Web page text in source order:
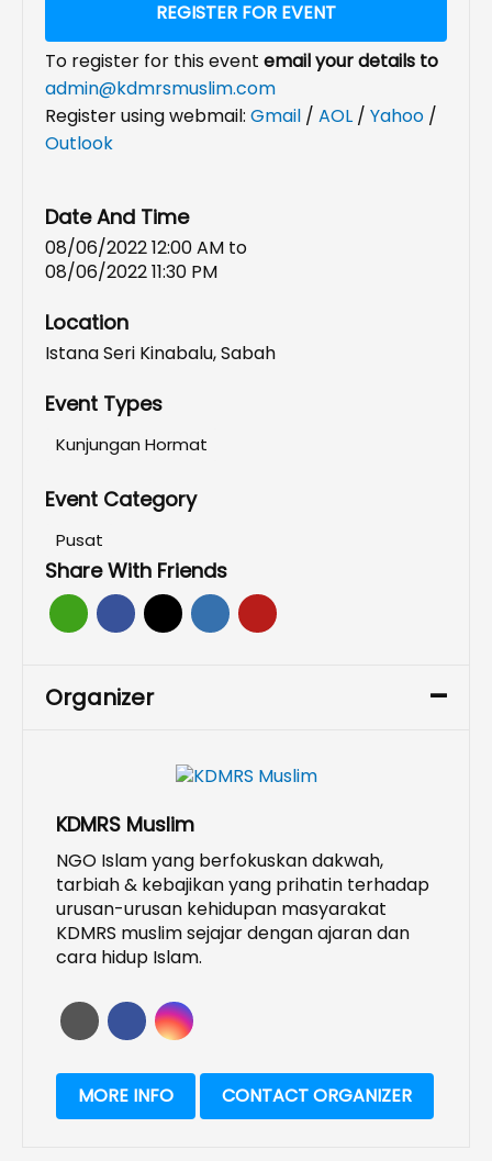
REGISTER FOR EVENT
To register for this event email your details to
admin@kdmrsmuslim.com
Register using webmail: Gmail / AOL / Yahoo /
Outlook
Date And Time
08/06/2022 12:00 AM to
08/06/2022 11:30 PM
Location
Istana Seri Kinabalu, Sabah
Event Types
Kunjungan Hormat
Event Category
Pusat
Share With Friends
Organizer
KDMRS Muslim
NGO Islam yang berfokuskan dakwah,
tarbiah & kebajikan yang prihatin terhadap
urusan-urusan kehidupan masyarakat
KDMRS muslim sejajar dengan ajaran dan
cara hidup Islam.
MORE INFO CONTACT ORGANIZER